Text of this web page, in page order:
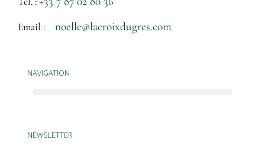
Email : noelle@lacroixdugres.com
NAVIGATION
NEWSLETTER